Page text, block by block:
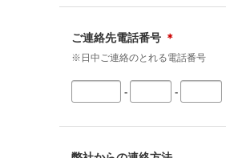
ご連絡先電話番号 ＊
※日中ご連絡のとれる電話番号
- -